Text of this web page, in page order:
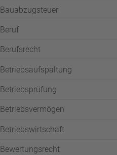
Bauabzugsteuer
Beruf
Berufsrecht
Betriebsaufspaltung
Betriebsprüfung
Betriebsvermögen
Betriebswirtschaft
Bewertungsrecht